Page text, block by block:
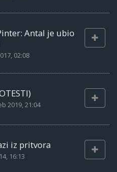
Antal je ubio
02:08
2019, 21:04
iz pritvora
16:13